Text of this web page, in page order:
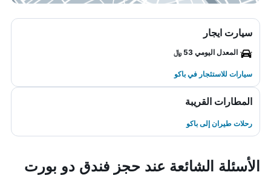
سيارت ايجار
المعدل اليومي 53 ﷼
سيارات للاستئجار في باكو
المطارات القريبة
رحلات طيران إلى باكو
الأسئلة الشائعة عند حجز فندق دو بورت